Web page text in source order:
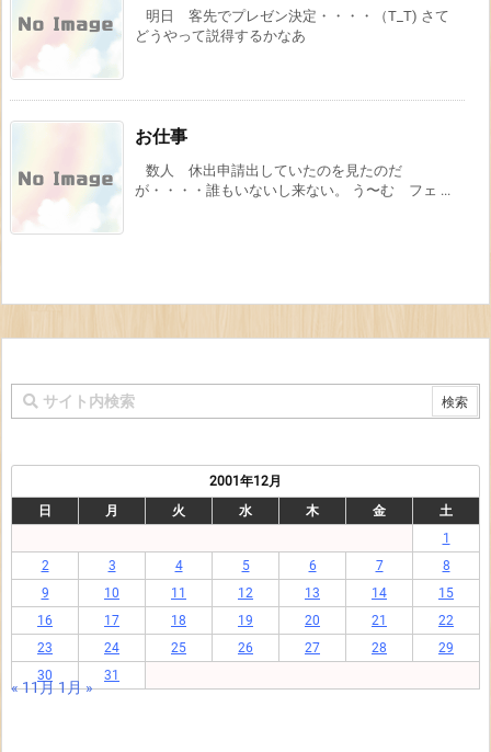
明日 客先でプレゼン決定・・・・（T_T) さて
どうやって説得するかなあ
お仕事
数人 休出申請出していたのを見たのだ
が・・・・誰もいないし来ない。 う〜む フェ ...
2001年12月
日
月 火 水 木 金
土
1
2
3 4 5 6 7
8
9
10 11 12 13 14
15
16
17 18 19 20 21
22
23
24 25 26 27 28
29
30
31
« 11月1月 »